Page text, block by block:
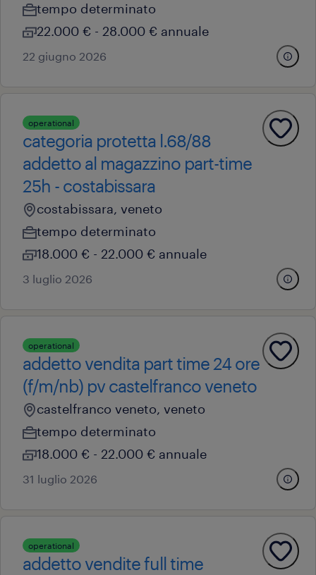
tempo determinato
22.000 € - 28.000 € annuale
22 giugno 2026
operational
categoria protetta l.68/88
addetto al magazzino part-time
25h - costabissara
costabissara, veneto
tempo determinato
18.000 € - 22.000 € annuale
3 luglio 2026
operational
addetto vendita part time 24 ore
(f/m/nb) pv castelfranco veneto
castelfranco veneto, veneto
tempo determinato
18.000 € - 22.000 € annuale
31 luglio 2026
operational
addetto vendite full time